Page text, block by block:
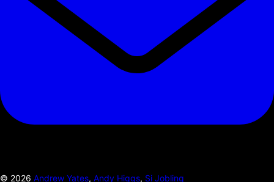
© 2026 Andrew Yates, Andy Higgs, Si Jobling